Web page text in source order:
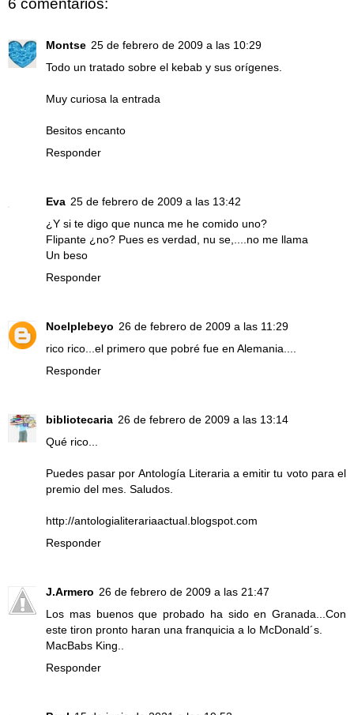
6 comentarios:
Montse 25 de febrero de 2009 a las 10:29
Todo un tratado sobre el kebab y sus orígenes.
Muy curiosa la entrada
Besitos encanto
Responder
Eva 25 de febrero de 2009 a las 13:42
¿Y si te digo que nunca me he comido uno?
Flipante ¿no? Pues es verdad, nu se,....no me llama
Un beso
Responder
Noelplebeyo 26 de febrero de 2009 a las 11:29
rico rico...el primero que pobré fue en Alemania....
Responder
bibliotecaria 26 de febrero de 2009 a las 13:14
Qué rico...
Puedes pasar por Antología Literaria a emitir tu voto para el
premio del mes. Saludos.
http://antologialiterariaactual.blogspot.com
Responder
J.Armero 26 de febrero de 2009 a las 21:47
Los mas buenos que probado ha sido en Granada...Con
este tiron pronto haran una franquicia a lo McDonald´s.
MacBabs King..
Responder